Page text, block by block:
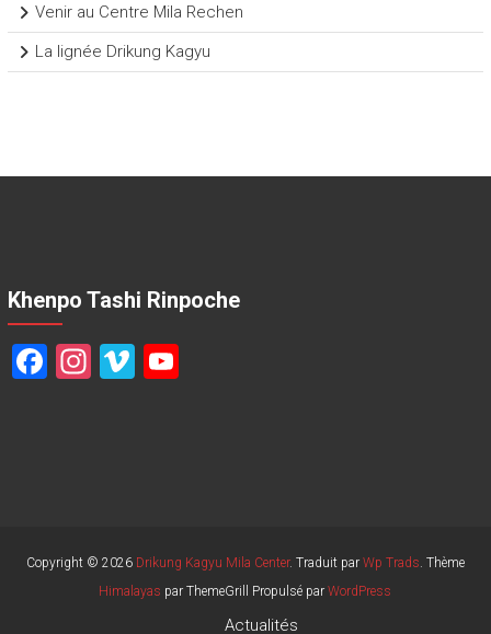
Venir au Centre Mila Rechen
La lignée Drikung Kagyu
Khenpo Tashi Rinpoche
F In Vi Y
e
C
Copyright © 2026 Drikung Kagyu Mila Center. Traduit par Wp Trads . Thème
Himalayas par ThemeGrill Propulsé parWordPress
Actualités